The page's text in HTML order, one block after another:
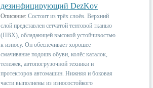
дезинфицирующий DezKov
Описание: Состоит из трёх слоёв. Верхний
слой представлен сетчатой тентовой тканью
(ПВХ), обладающей высокой устойчивостью
к износу. Он обеспечивает хорошее
смачивание подошв обуви, колёс каталок,
тележек, автопогрузочной техники и
протекторов автомашин. Нижняя и боковая
части выполнены из износостойкого